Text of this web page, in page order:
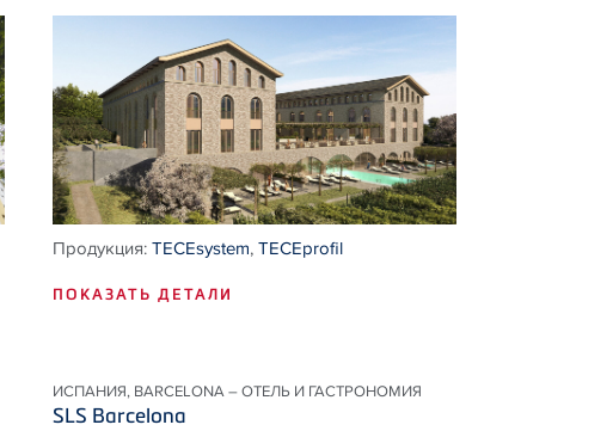
Продукция:TECEsystem,TECEprofil
ПОКАЗАТЬ ДЕТАЛИ
ИСПАНИЯ, BARCELONA – ОТЕЛЬ И ГАСТРОНОМИЯ
SLS Barcelona